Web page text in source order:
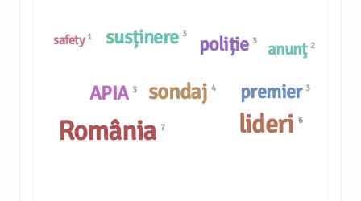
sondaj4
safety 1 susținere 3
APIA 3
lideri6
premier 3
poliție 3 anunţ 2
România7